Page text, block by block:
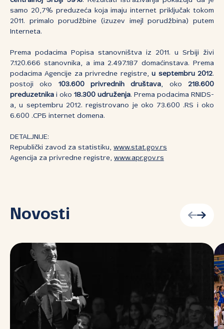
samo 20,7% preduzeća koja imaju internet priključak tokom
2011. primalo porudžbine (izuzev imejl porudžbina) putem
Interneta.
Prema podacima Popisa stanovništva iz 2011. u Srbiji živi
7.120.666 stanovnika, a ima 2.497.187 domaćinstava. Prema
podacima Agencije za privredne registre,u septembru 2012.
postoji oko 103.600 privrednih društava, oko 218.600
preduzetnika i oko 18.300 udruženja. Prema podacima RNIDS-
a, u septembru 2012. registrovano je oko 73.600 .RS i oko
6.600 .СРБ internet domena.
DETALJNIJE:
Republički zavod za statistiku, www.stat.gov.rs
Agencija za privredne registre, www.apr.gov.rs
Novosti